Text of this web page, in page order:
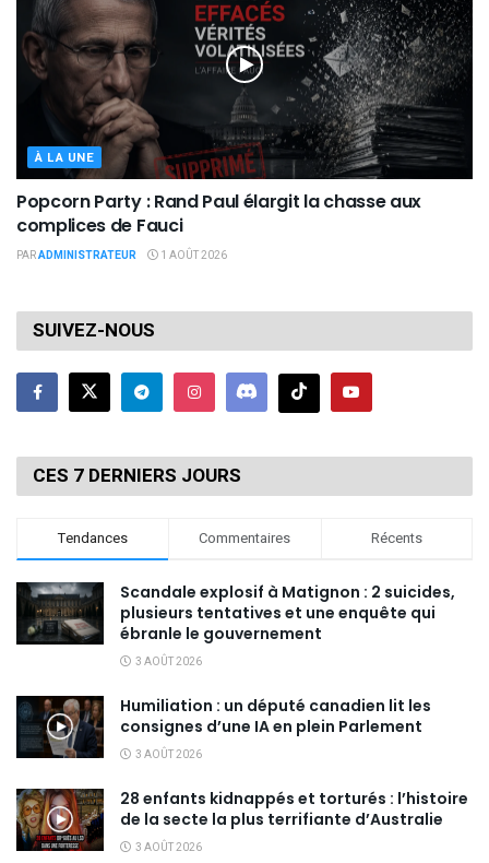
À LA UNE
Popcorn Party : Rand Paul élargit la chasse aux
complices de Fauci
PARADMINISTRATEUR 1 AOÛT 2026
SUIVEZ-NOUS
CES 7 DERNIERS JOURS
Tendances Commentaires Récents
Scandale explosif à Matignon : 2 suicides,
plusieurs tentatives et une enquête qui
ébranle le gouvernement
3 AOÛT 2026
Humiliation : un député canadien lit les
consignes d’une IA en plein Parlement
3 AOÛT 2026
28 enfants kidnappés et torturés : l’histoire
de la secte la plus terrifiante d’Australie
3 AOÛT 2026